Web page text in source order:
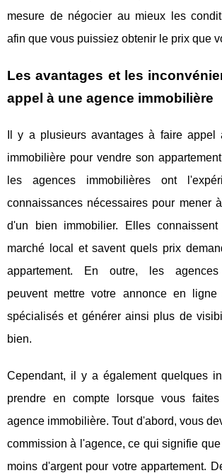
mesure de négocier au mieux les
afin que vous puissiez obtenir le prix que
Les avantages et les
appel à une agence immobilière
Il y a plusieurs avantages à faire appel
immobilière pour vendre son
les agences immobilières ont
connaissances nécessaires pour mener
d'un bien immobilier. Elles
marché local et savent quels prix
appartement. En outre, les agences
peuvent mettre votre annonce en
spécialisés et générer ainsi plus de
bien.
Cependant, il y a également quelques
prendre en compte lorsque vous
agence immobilière. Tout d'abord, vous
commission à l'agence, ce qui signifie
moins d'argent pour votre appartement.